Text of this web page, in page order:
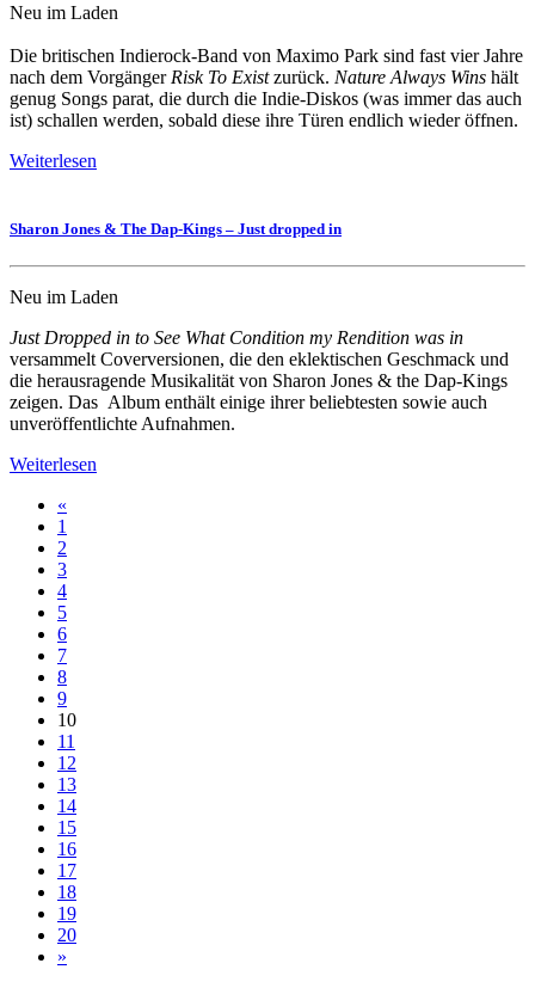
Neu im Laden
Die britischen Indierock-Band von Maximo Park sind fast vier Jahre
nach dem Vorgänger Risk To Existzurück. Nature Always Wins hält
genug Songs parat, die durch die Indie-Diskos (was immer das auch
ist) schallen werden, sobald diese ihre Türen endlich wieder öffnen.
Weiterlesen
Sharon Jones & The Dap-Kings – Just dropped in
Neu im Laden
Just Dropped in to See What Condition my Rendition was in
versammelt Coverversionen, die den eklektischen Geschmack und
die herausragende Musikalität von Sharon Jones & the Dap-Kings
zeigen. Das Album enthält einige ihrer beliebtesten sowie auch
unveröffentlichte Aufnahmen.
Weiterlesen
«
1
2
3
4
5
6
7
8
9
10
11
12
13
14
15
16
17
18
19
20
»